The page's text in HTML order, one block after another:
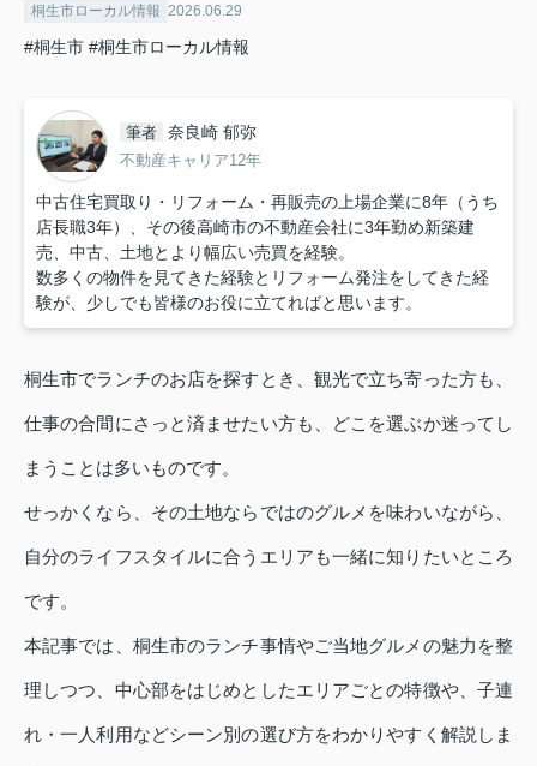
桐生市ローカル情報 2026.06.29
#桐生市 #桐生市ローカル情報
筆者 奈良崎 郁弥
不動産キャリア12年
中古住宅買取り・リフォーム・再販売の上場企業に8年（うち
店長職3年）、その後高崎市の不動産会社に3年勤め新築建
売、中古、土地とより幅広い売買を経験。
数多くの物件を見てきた経験とリフォーム発注をしてきた経
験が、少しでも皆様のお役に立てればと思います。
桐生市でランチのお店を探すとき、観光で立ち寄った方も、
仕事の合間にさっと済ませたい方も、どこを選ぶか迷ってし
まうことは多いものです。
せっかくなら、その土地ならではのグルメを味わいながら、
自分のライフスタイルに合うエリアも一緒に知りたいところ
です。
本記事では、桐生市のランチ事情やご当地グルメの魅力を整
理しつつ、中心部をはじめとしたエリアごとの特徴や、子連
れ・一人利用などシーン別の選び方をわかりやすく解説しま